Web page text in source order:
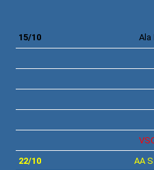
15/10 Ala
22/10
AA